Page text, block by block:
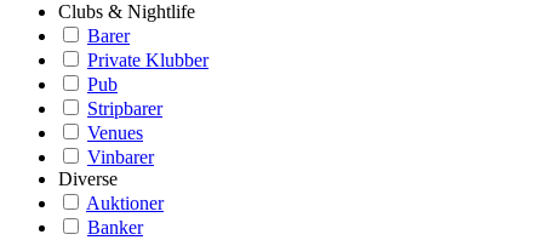
Clubs & Nightlife
Barer
Private Klubber
Pub
Stripbarer
Venues
Vinbarer
Diverse
Auktioner
Banker